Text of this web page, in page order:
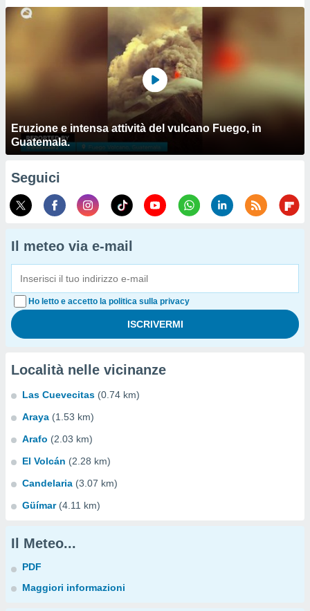
Eruzione e intensa attività del vulcano Fuego, in
Guatemala.
Seguici
Il meteo via e-mail
Ho letto e accetto la politica sulla privacy
Località nelle vicinanze
Las Cuevecitas (0.74 km)
Araya (1.53 km)
Arafo (2.03 km)
El Volcán (2.28 km)
Candelaria (3.07 km)
Güímar (4.11 km)
Il Meteo...
PDF
Maggiori informazioni